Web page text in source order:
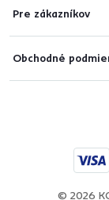
Pre zákazníkov
Obchodné
© 2026